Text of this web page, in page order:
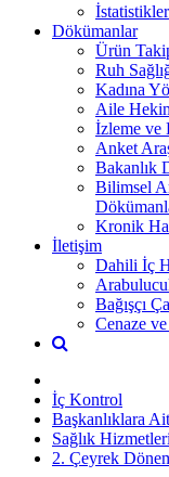
İstatistikler
Dökümanlar
Ürün
Ruh
Kadına
Aile
İzleme ve
Anket
Bakanlık
Bilimsel
Kronik
İletişim
Dahili İç
Bağışçı
Cenaze
İç Kontrol
Başkanlıklara
Sağlık
2. Çeyrek